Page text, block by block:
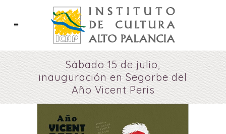
Sábado 15 de julio,
inauguración en Segorbe del
Año Vicent Peris